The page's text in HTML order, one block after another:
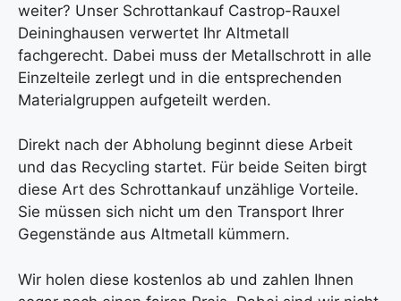
weiter? Unser Schrottankauf Castrop-Rauxel
Deininghausen verwertet Ihr Altmetall
fachgerecht. Dabei muss der Metallschrott in alle
Einzelteile zerlegt und in die entsprechenden
Materialgruppen aufgeteilt werden.
Direkt nach der Abholung beginnt diese Arbeit
und das Recycling startet. Für beide Seiten birgt
diese Art des Schrottankauf unzählige Vorteile.
Sie müssen sich nicht um den Transport Ihrer
Gegenstände aus Altmetall kümmern.
Wir holen diese kostenlos ab und zahlen Ihnen